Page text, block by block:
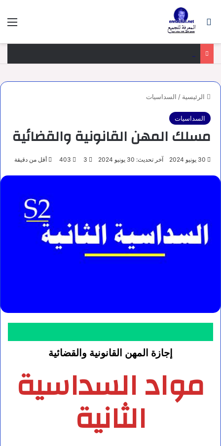
بحث عن
الرئيسية / السداسيات
السداسيات
مسلك المهن القانونية والقضائية
30 يونيو 2024 آخر تحديث: 30 يونيو 2024 3
403 أقل من دقيقة
إجازة المهن القانونية والقضائية
مواد السداسية
الثانية